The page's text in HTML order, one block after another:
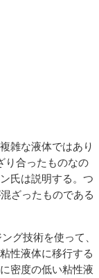
雑な液体ではあり
り合ったものなの
氏は説明する。つ
ざったものである
グ技術を使って、
性液体に移行する
密度の低い粘性液